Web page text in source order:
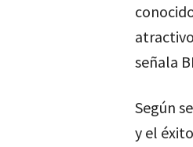
señala
Según
y el